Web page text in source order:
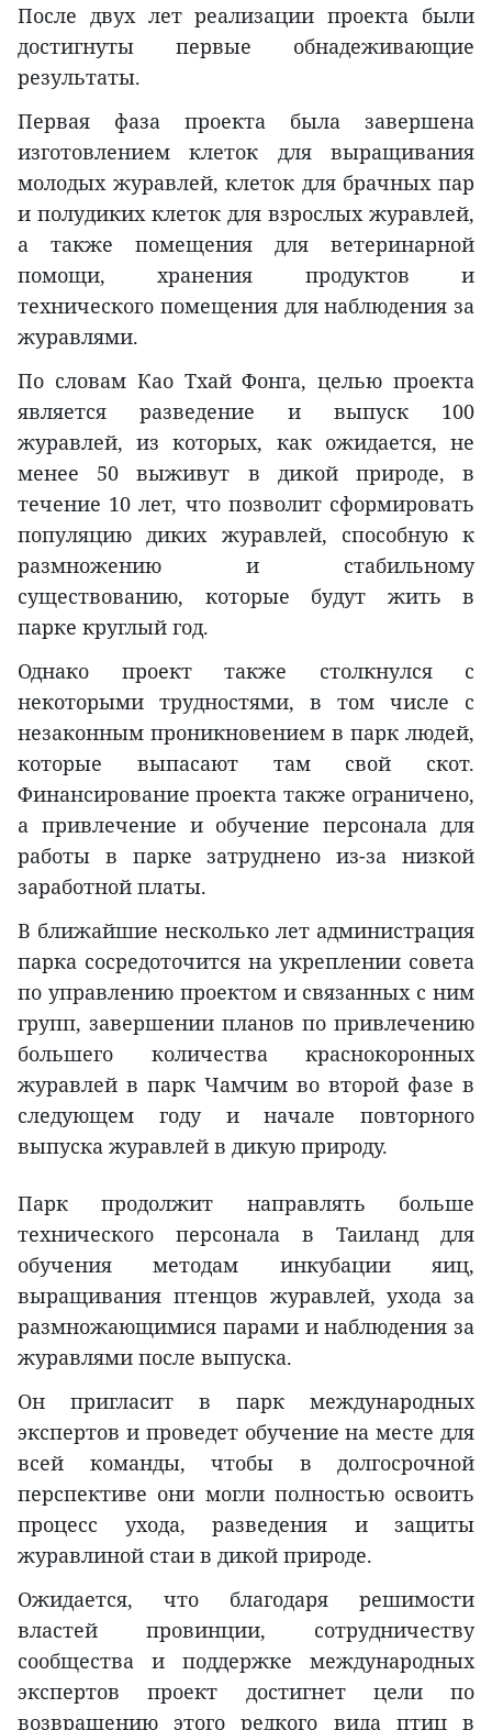
После двух лет реализации проекта были
достигнуты первые обнадеживающие
результаты.
Первая фаза проекта была завершена
изготовлением клеток для выращивания
молодых журавлей, клеток для брачных пар
и полудиких клеток для взрослых журавлей,
а также помещения для ветеринарной
помощи, хранения продуктов и
технического помещения для наблюдения за
журавлями.
По словам Као Тхай Фонга, целью проекта
является разведение и выпуск 100
журавлей, из которых, как ожидается, не
менее 50 выживут в дикой природе, в
течение 10 лет, что позволит сформировать
популяцию диких журавлей, способную к
размножению и стабильному
существованию, которые будут жить в
парке круглый год.
Однако проект также столкнулся с
некоторыми трудностями, в том числе с
незаконным проникновением в парк людей,
которые выпасают там свой скот.
Финансирование проекта также ограничено,
а привлечение и обучение персонала для
работы в парке затруднено из-за низкой
заработной платы.
В ближайшие несколько лет администрация
парка сосредоточится на укреплении совета
по управлению проектом и связанных с ним
групп, завершении планов по привлечению
большего количества краснокоронных
журавлей в парк Чамчим во второй фазе в
следующем году и начале повторного
выпуска журавлей в дикую природу.
Парк продолжит направлять больше
технического персонала в Таиланд для
обучения методам инкубации яиц,
выращивания птенцов журавлей, ухода за
размножающимися парами и наблюдения за
журавлями после выпуска.
Он пригласит в парк международных
экспертов и проведет обучение на месте для
всей команды, чтобы в долгосрочной
перспективе они могли полностью освоить
процесс ухода, разведения и защиты
журавлиной стаи в дикой природе.
Ожидается, что благодаря решимости
властей провинции, сотрудничеству
сообщества и поддержке международных
экспертов проект достигнет цели по
возвращению этого редкого вида птиц в